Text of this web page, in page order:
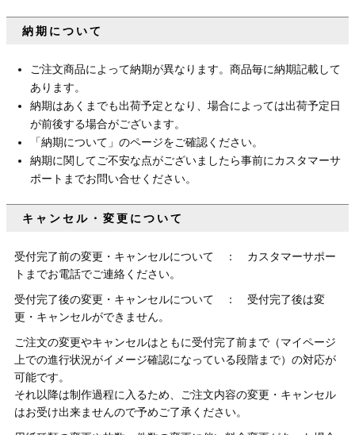
納期について
ご注文商品によって納期が異なります。商品毎に納期記載して
あります。
納期はあくまでも出荷予定となり、場合によっては出荷予定日
が前後する場合がございます。
「納期について」のページをご確認ください。
納期に関してご不安な点がございましたら事前にカスタマーサ
ポートまでお問い合せください。
キャンセル・変更について
受付完了前の変更・キャンセルについて ： カスタマーサポー
トまでお電話でご連絡ください。
受付完了後の変更・キャンセルについて ： 受付完了後は変
更・キャンセルができません。
ご注文の変更やキャンセルはともに受付完了前まで（マイページ
上での進行状況がイメージ確認になっている段階まで）の対応が
可能です。
それ以降は制作過程に入るため、ご注文内容の変更・キャンセル
はお受け出来ませんので予めご了承ください。